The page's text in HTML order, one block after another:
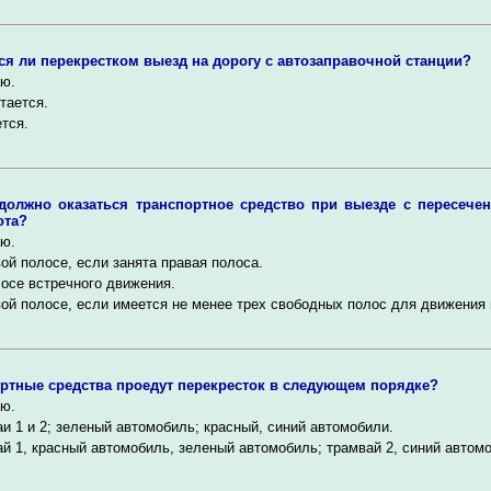
ли перекрестком выезд на дорогу с автозаправочной станции?
оказаться транспортное средство при выезде с
полосе, если занята правая полоса.
встречного движения.
полосе, если имеется не менее трех свободных полос для движения
средства проедут перекресток в следующем порядке?
1 и 2; зеленый автомобиль; красный, синий автомобили.
1, красный автомобиль, зеленый автомобиль; трамвай 2, синий